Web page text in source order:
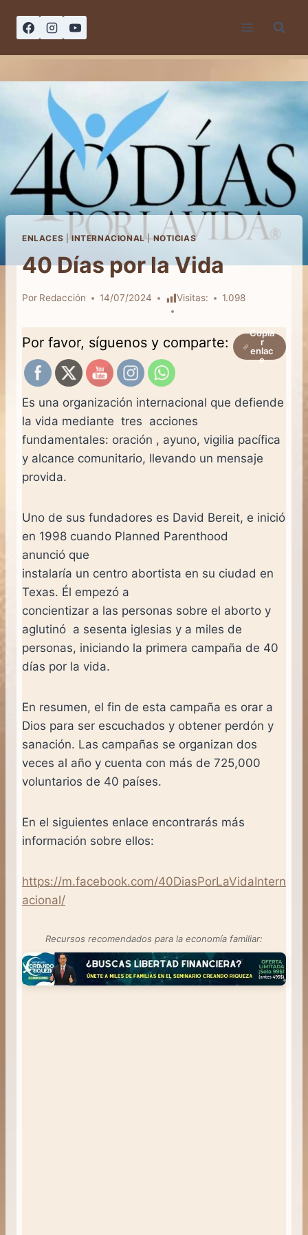
ENLACES |INTERNACIONAL|NOTICIAS
40 Días por la Vida
Por Redacción 14/07/2024 Visitas: 1.098
Por favor, síguenos y comparte:
Copia
r
enlac
e
Es una organización internacional que defiende
la vida mediante tres acciones
fundamentales: oración , ayuno, vigilia pacífica
y alcance comunitario, llevando un mensaje
provida.
Uno de sus fundadores es David Bereit, e inició
en 1998 cuando Planned Parenthood
anunció que
instalaría un centro abortista en su ciudad en
Texas. Él empezó a
concientizar a las personas sobre el aborto y
aglutinó a sesenta iglesias y a miles de
personas, iniciando la primera campaña de 40
días por la vida.
En resumen, el fin de esta campaña es orar a
Dios para ser escuchados y obtener perdón y
sanación. Las campañas se organizan dos
veces al año y cuenta con más de 725,000
voluntarios de 40 países.
En el siguientes enlace encontrarás más
información sobre ellos:
https://m.facebook.com/40DiasPorLaVidaIntern
acional/
Recursos recomendados para la economía familiar: